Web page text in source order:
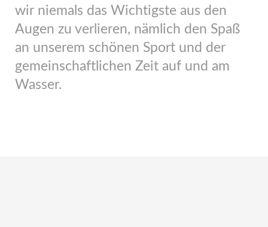
wir niemals das Wichtigste aus den
Augen zu verlieren, nämlich den Spaß
an unserem schönen Sport und der
gemeinschaftlichen Zeit auf und am
Wasser.